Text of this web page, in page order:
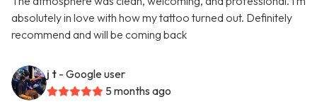
absolutely in love with how my tattoo turned out. Definitely
recommend and will be coming back
j t - Google user
5 months ago